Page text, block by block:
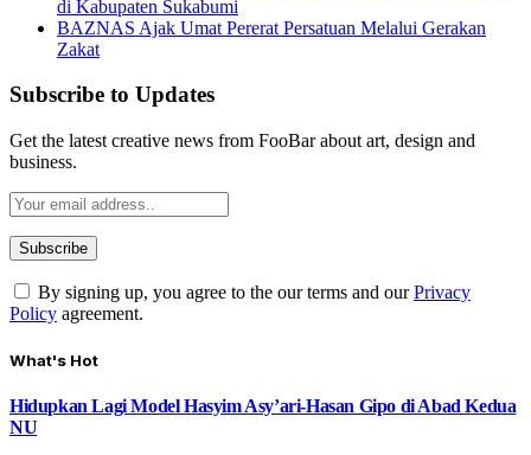
di Kabupaten Sukabumi
BAZNAS Ajak Umat Pererat Persatuan Melalui Gerakan
Zakat
Subscribe to Updates
Get the latest creative news from FooBar about art, design and
business.
By signing up, you agree to the our terms and ourPrivacy
Policy agreement.
What's Hot
Hidupkan Lagi Model Hasyim Asy’ari-Hasan Gipo di Abad Kedua
NU